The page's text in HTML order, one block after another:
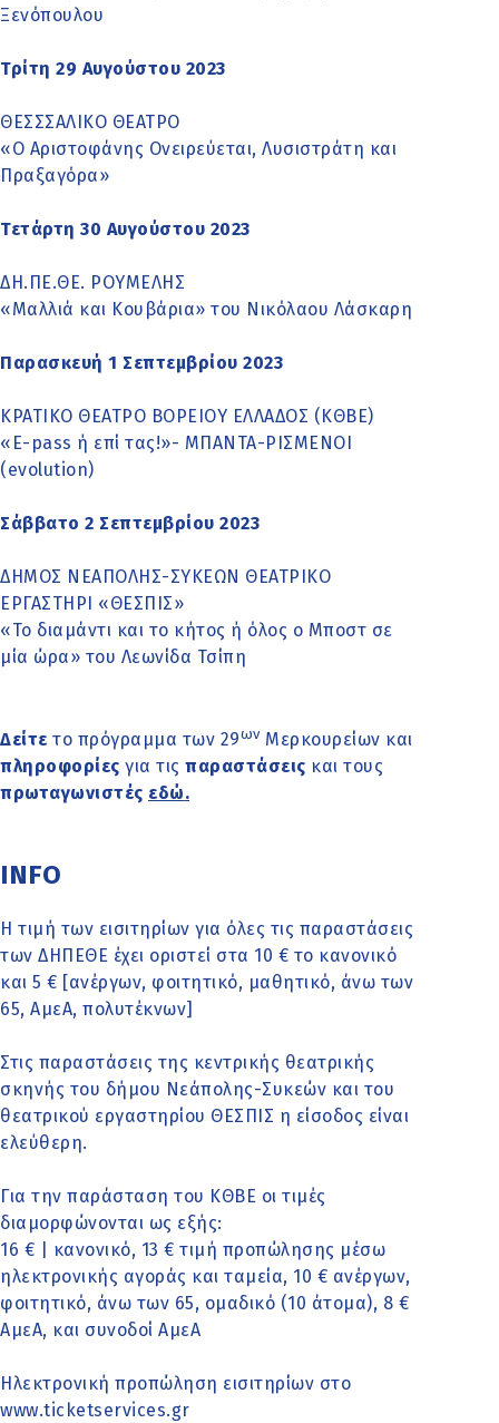
Ξενόπουλου
Τρίτη 29 Αυγούστου 2023
ΘΕΣΣΣΑΛΙΚΟ ΘΕΑΤΡΟ
«Ο Αριστοφάνης Ονειρεύεται, Λυσιστράτη και
Πραξαγόρα»
Τετάρτη 30 Αυγούστου 2023
ΔΗ.ΠΕ.ΘΕ. ΡΟΥΜΕΛΗΣ
«Μαλλιά και Κουβάρια» του Νικόλαου Λάσκαρη
Παρασκευή 1 Σεπτεμβρίου 2023
ΚΡΑΤΙΚΟ ΘΕΑΤΡΟ ΒΟΡΕΙΟΥ ΕΛΛΑΔΟΣ (ΚΘΒΕ)
«E-pass ή επί τας!»- ΜΠΑΝΤΑ-ΡΙΣΜΕΝΟΙ
(evolution)
Σάββατο 2 Σεπτεμβρίου 2023
ΔΗΜΟΣ ΝΕΑΠΟΛΗΣ-ΣΥΚΕΩΝ ΘΕΑΤΡΙΚΟ
ΕΡΓΑΣΤΗΡΙ «ΘΕΣΠΙΣ»
«Το διαμάντι και το κήτος ή όλος ο Μποστ σε
μία ώρα» του Λεωνίδα Τσίπη
Δείτε το πρόγραμμα των 29ων Μερκουρείων και
πληροφορίες για τις παραστάσεις και τους
πρωταγωνιστές εδώ.
INFO
Η τιμή των εισιτηρίων για όλες τις παραστάσεις
των ΔΗΠΕΘΕ έχει οριστεί στα 10 € το κανονικό
και 5 € [ανέργων, φοιτητικό, μαθητικό, άνω των
65, ΑμεΑ, πολυτέκνων]
Στις παραστάσεις της κεντρικής θεατρικής
σκηνής του δήμου Νεάπολης-Συκεών και του
θεατρικού εργαστηρίου ΘΕΣΠΙΣ η είσοδος είναι
ελεύθερη.
Για την παράσταση του ΚΘΒΕ οι τιμές
διαμορφώνονται ως εξής:
16 € | κανονικό, 13 € τιμή προπώλησης μέσω
ηλεκτρονικής αγοράς και ταμεία, 10 € ανέργων,
φοιτητικό, άνω των 65, ομαδικό (10 άτομα), 8 €
ΑμεΑ, και συνοδοί ΑμεΑ
Ηλεκτρονική προπώληση εισιτηρίων στο
www.ticketservices.gr